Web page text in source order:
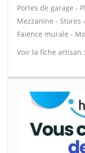
Portes de garage -
Mezzanine - Stores
Faïence murale -
Voir la fiche artisan :